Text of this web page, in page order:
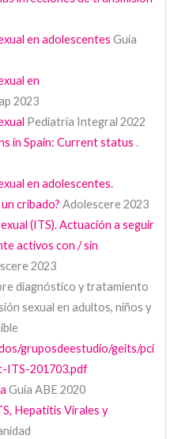
en adolescentes Guía
en
2023
Pediatría Integral 2022
in Spain: Current status .
en adolescentes.
cribado? Adolescere 2023
(ITS). Actuación a seguir
activos con / sin
2023
diagnóstico y tratamiento
sexual en adultos, niños y
gruposdeestudio/geits/pci
ITS-201703.pdf
Guía ABE 2020
Hepatitis Virales y